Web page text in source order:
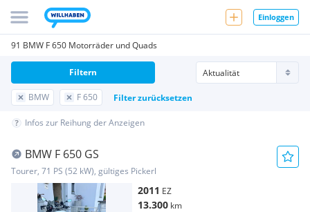
Einloggen
91 BMW F 650 Motorräder und Quads
BMW F 650 Filter zurücksetzen
Filtern
Infos zur Reihung der Anzeigen
BMW F 650 GS
Tourer, 71 PS (52 kW), gültiges Pickerl
2011 EZ
13.300 km